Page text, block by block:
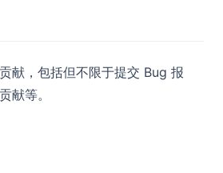
献，包括但不限于提交 Bug 报
献等。